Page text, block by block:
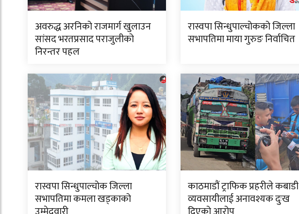
अवरुद्ध अरनिको राजमार्ग खुलाउन
सांसद भरतप्रसाद पराजुलीको
निरन्तर पहल
रास्वपा सिन्धुपाल्चोकको जिल्ला
सभापतिमा माया गुरुङ निर्वाचित
रास्वपा सिन्धुपाल्चोक जिल्ला
सभापतिमा कमला खड्काको
काठमाडौं ट्राफिक प्रहरीले कबाडी
व्यवसायीलाई अनावश्यक दुःख